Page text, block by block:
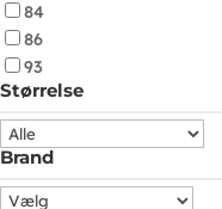
84
86
93
Størrelse
Brand